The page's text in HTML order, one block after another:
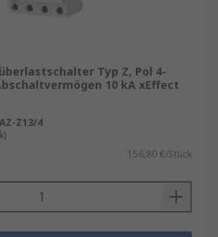
Typ Z, Pol 4-
10 kA xEffect
Z13/4
156,80 €/Stück